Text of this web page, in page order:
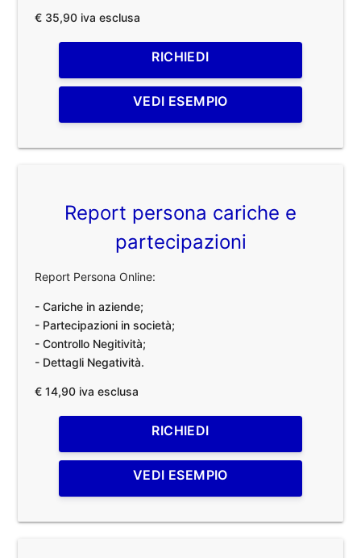
€ 35,90 iva esclusa
RICHIEDI
VEDI ESEMPIO
Report persona cariche e
partecipazioni
Report Persona Online:
- Cariche in aziende;
- Partecipazioni in società;
- Controllo Negitività;
- Dettagli Negatività.
€ 14,90 iva esclusa
RICHIEDI
VEDI ESEMPIO